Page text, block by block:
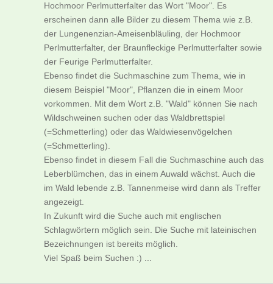
Hochmoor Perlmutterfalter das Wort "Moor". Es
erscheinen dann alle Bilder zu diesem Thema wie z.B.
der Lungenenzian-Ameisenbläuling, der Hochmoor
Perlmutterfalter, der Braunfleckige Perlmutterfalter sowie
der Feurige Perlmutterfalter.
Ebenso findet die Suchmaschine zum Thema, wie in
diesem Beispiel "Moor", Pflanzen die in einem Moor
vorkommen. Mit dem Wort z.B. "Wald" können Sie nach
Wildschweinen suchen oder das Waldbrettspiel
(=Schmetterling) oder das Waldwiesenvögelchen
(=Schmetterling).
Ebenso findet in diesem Fall die Suchmaschine auch das
Leberblümchen, das in einem Auwald wächst. Auch die
im Wald lebende z.B. Tannenmeise wird dann als Treffer
angezeigt.
In Zukunft wird die Suche auch mit englischen
Schlagwörtern möglich sein. Die Suche mit lateinischen
Bezeichnungen ist bereits möglich.
Viel Spaß beim Suchen :) ...